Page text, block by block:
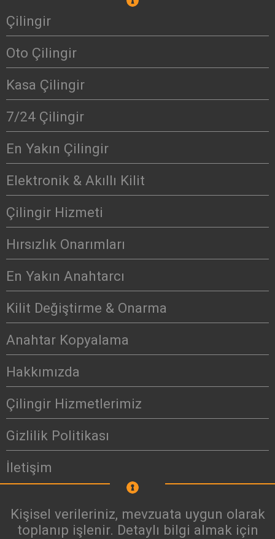
Çilingir
Oto Çilingir
Kasa Çilingir
7/24 Çilingir
En Yakın Çilingir
Elektronik & Akıllı Kilit
Çilingir Hizmeti
Hırsızlık Onarımları
En Yakın Anahtarcı
Kilit Değiştirme & Onarma
Anahtar Kopyalama
Hakkımızda
Çilingir Hizmetlerimiz
Gizlilik Politikası
İletişim
Kişisel verileriniz, mevzuata uygun olarak
toplanıp işlenir. Detaylı bilgi almak için